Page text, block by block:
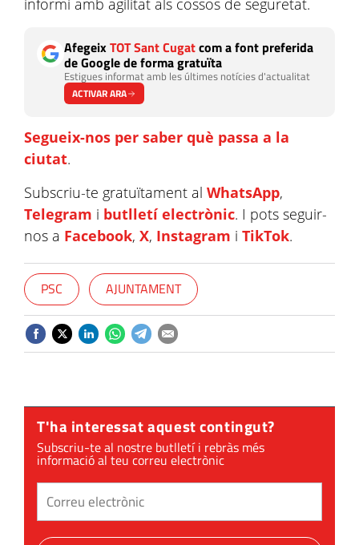
informi amb agilitat als cossos de seguretat.
AfegeixTOT Sant Cugatcom a font preferida
de Google de forma gratuïta
Estigues informat amb les últimes notícies d'actualitat
ACTIVAR ARA
Segueix-nos per saber què passa a la
ciutat.
Subscriu-te gratuïtament al WhatsApp,
Telegram i butlletí electrònic. I pots seguir-
nos a Facebook, X, Instagram i TikTok.
PSC AJUNTAMENT
T'ha interessat aquest contingut?
Subscriu-te al nostre butlletí i rebràs més
informació al teu correu electrònic